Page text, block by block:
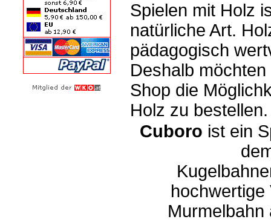
Spielen mit Holz
natürliche Art.
pädagogisch
Deshalb
Shop die
Holz zu bestellen.
Cuboro ist ein
hochwertige